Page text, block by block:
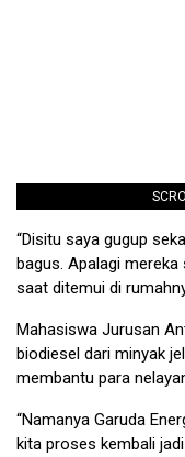
“Disitu saya gugup
bagus. Apalagi mereka
saat ditemui di
Mahasiswa Jurusan
biodiesel dari minyak
membantu para
“Namanya Garuda
kita proses kembali